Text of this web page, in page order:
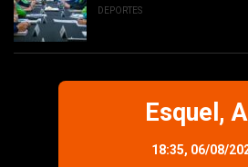
DEPORTES
Esquel,
18:35, 06/08/